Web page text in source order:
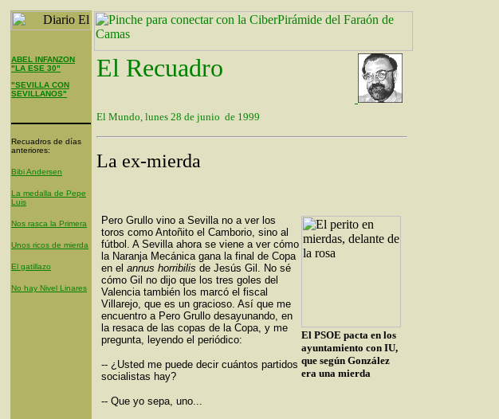
ABEL INFANZON
"LA ESE 30"
"SEVILLA CON
SEVILLANOS"
Recuadros de días
anteriores:
Bibi Andersen
La medalla de Pepe
Luis
Nos rasca la Primera
Unos ricos de mierda
El gatillazo
No hay Nivel Linares
El Recuadro
El Mundo, lunes 28 de junio de 1999
La ex-mierda
El PSOE pacta en los
ayuntamiento con IU,
que según González
era una mierda
Pero Grullo vino a Sevilla no a ver los
toros como Antoñito el Camborio, sino al
fútbol. A Sevilla ahora se viene a ver cómo
la Naranja Mecánica gana la final de Copa
en el annus horribilis de Jesús Gil. No sé
cómo Gil no dijo que los tres goles del
Valencia también los marcó el fiscal
Villarejo, que es un gracioso. Así que me
encuentro a Pero Grullo desayunando, en
la resaca de las copas de la Copa, y me
pregunta, leyendo el periódico:
-- ¿Usted me puede decir cuántos partidos
socialistas hay?
-- Que yo sepa, uno...